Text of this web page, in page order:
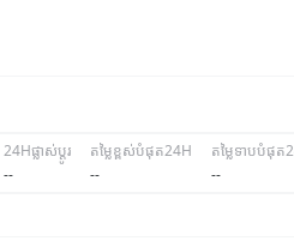
24Hផ្លាស់ប្តូរ
--
តម្លៃខ្ពស់បំផុត24H
--
តម្លៃទាបបំផុត
--